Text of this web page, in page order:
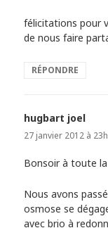
félicitations pour
de nous faire
RÉPONDRE
hugbart joel
27 janvier 2012 à
Bonsoir à toute
Nous avons
osmose se
avec brio à